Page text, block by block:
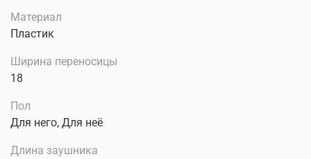
Материал
Пластик
Ширина переносицы
18
Пол
Для него, Для неё
Длина заушника